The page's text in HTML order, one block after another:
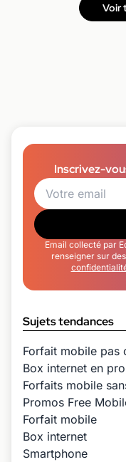
Voir
Inscrivez-
Email collecté par
renseigner sur
Sujets tendances
Forfait mobile pas
Box internet en
Forfaits mobile
Promos Free
Forfait mobile
Box internet
Smartphone